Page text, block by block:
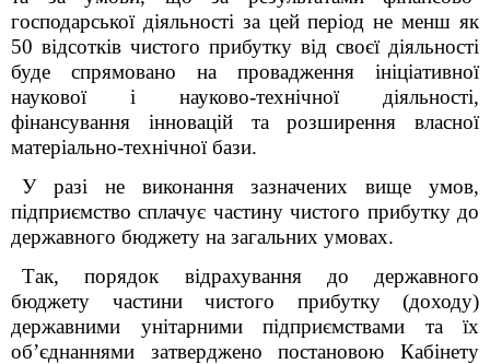
господарської діяльності за цей період не менш як
50 відсотків чистого прибутку від своєї діяльності
буде спрямовано на провадження ініціативної
наукової і науково-технічної діяльності,
фінансування інновацій та розширення власної
матеріально-технічної бази.
У разі не виконання зазначених вище умов,
підприємство сплачує частину чистого прибутку до
державного бюджету на загальних умовах.
Так, порядок відрахування до державного
бюджету частини чистого прибутку (доходу)
державними унітарними підприємствами та їх
об’єднаннями затверджено постановою Кабінету